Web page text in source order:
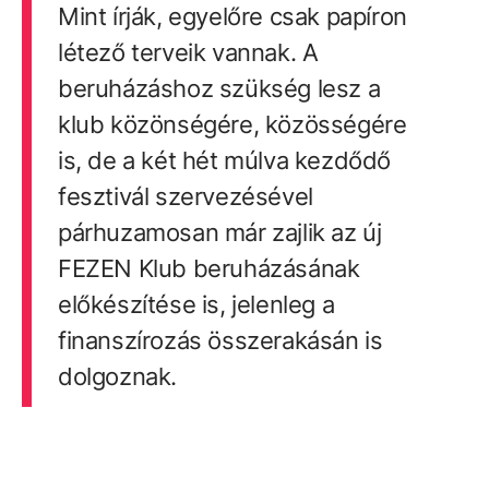
Mint írják, egyelőre csak papíron
létező terveik vannak. A
beruházáshoz szükség lesz a
klub közönségére, közösségére
is, de a két hét múlva kezdődő
fesztivál szervezésével
párhuzamosan már zajlik az új
FEZEN Klub beruházásának
előkészítése is, jelenleg a
finanszírozás összerakásán is
dolgoznak.